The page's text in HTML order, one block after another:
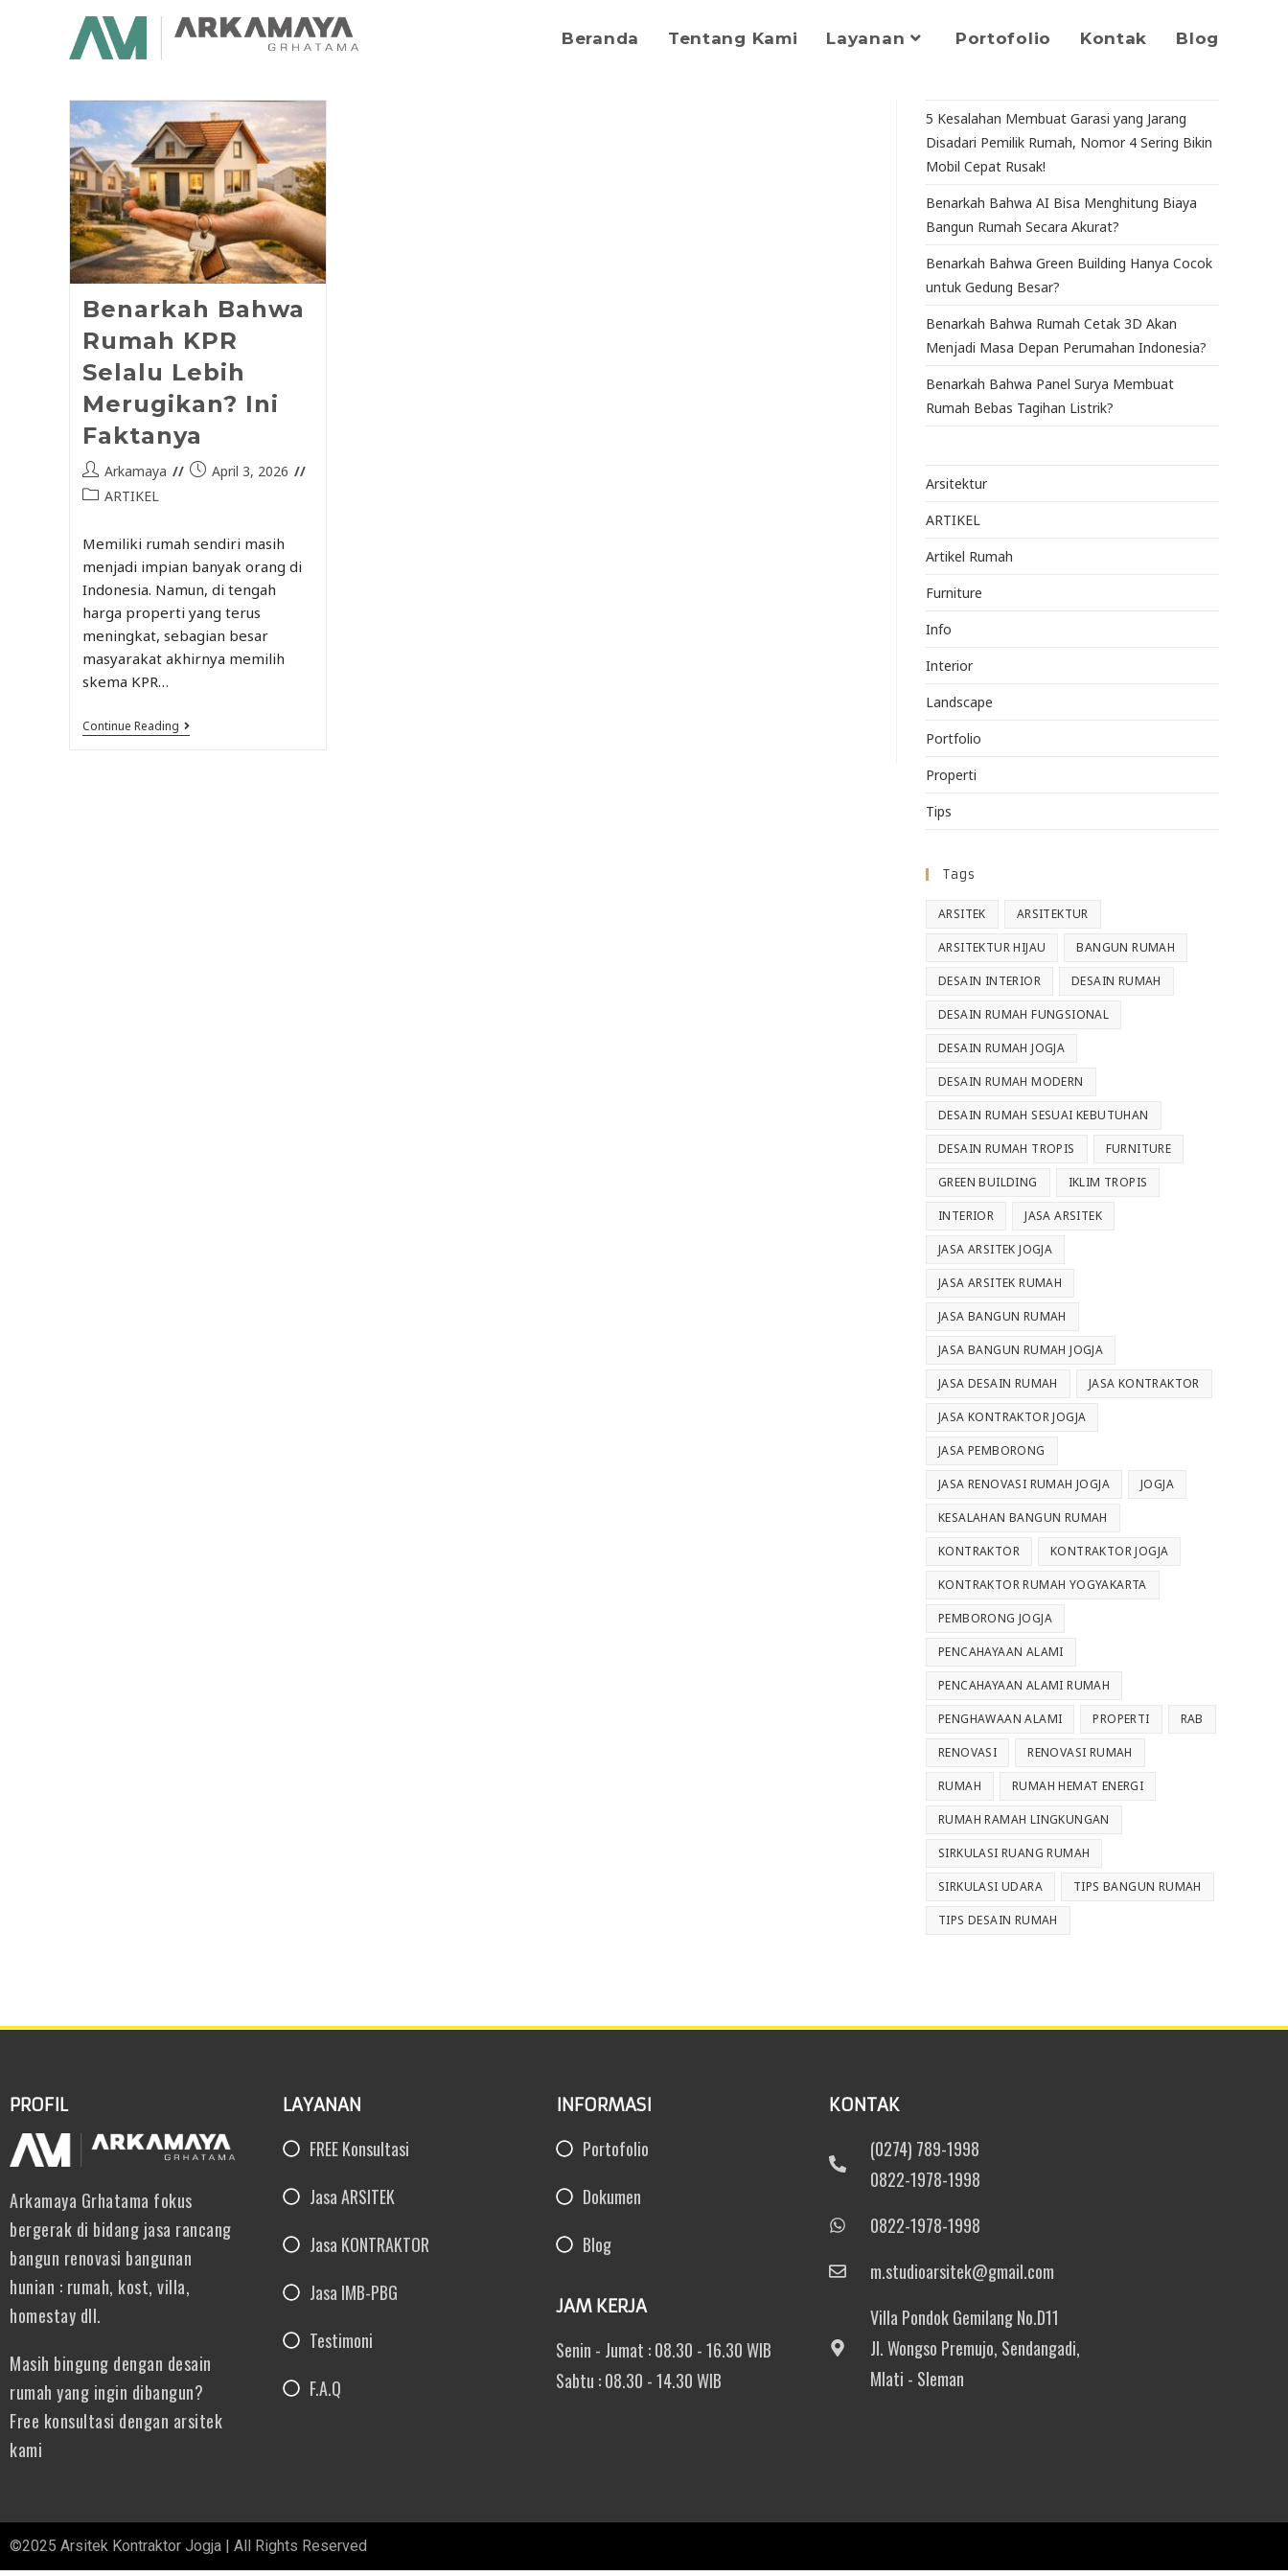
Beranda Tentang Kami Layanan Portofolio Kontak Blog
Benarkah Bahwa
Rumah KPR
Selalu Lebih
Merugikan? Ini
Faktanya
Arkamaya
April 3, 2026
ARTIKEL
Memiliki rumah sendiri masih
menjadi impian banyak orang di
Indonesia. Namun, di tengah
harga properti yang terus
meningkat, sebagian besar
masyarakat akhirnya memilih
skema KPR…
Continue Reading
5 Kesalahan Membuat Garasi yang Jarang
Disadari Pemilik Rumah, Nomor 4 Sering Bikin
Mobil Cepat Rusak!
Benarkah Bahwa AI Bisa Menghitung Biaya
Bangun Rumah Secara Akurat?
Benarkah Bahwa Green Building Hanya Cocok
untuk Gedung Besar?
Benarkah Bahwa Rumah Cetak 3D Akan
Menjadi Masa Depan Perumahan Indonesia?
Benarkah Bahwa Panel Surya Membuat
Rumah Bebas Tagihan Listrik?
Arsitektur
ARTIKEL
Artikel Rumah
Furniture
Info
Interior
Landscape
Portfolio
Properti
Tips
Tags
ARSITEK ARSITEKTUR
ARSITEKTUR HIJAU BANGUN RUMAH
DESAIN INTERIOR DESAIN RUMAH
DESAIN RUMAH FUNGSIONAL
DESAIN RUMAH JOGJA
DESAIN RUMAH MODERN
DESAIN RUMAH SESUAI KEBUTUHAN
DESAIN RUMAH TROPIS FURNITURE
GREEN BUILDING IKLIM TROPIS
INTERIOR JASA ARSITEK
JASA ARSITEK JOGJA
JASA ARSITEK RUMAH
JASA BANGUN RUMAH
JASA BANGUN RUMAH JOGJA
JASA DESAIN RUMAH JASA KONTRAKTOR
JASA KONTRAKTOR JOGJA
JASA PEMBORONG
JASA RENOVASI RUMAH JOGJA JOGJA
KESALAHAN BANGUN RUMAH
KONTRAKTOR KONTRAKTOR JOGJA
KONTRAKTOR RUMAH YOGYAKARTA
PEMBORONG JOGJA
PENCAHAYAAN ALAMI
PENCAHAYAAN ALAMI RUMAH
PENGHAWAAN ALAMI PROPERTI RAB
RENOVASI RENOVASI RUMAH
RUMAH RUMAH HEMAT ENERGI
RUMAH RAMAH LINGKUNGAN
SIRKULASI RUANG RUMAH
SIRKULASI UDARA TIPS BANGUN RUMAH
TIPS DESAIN RUMAH
PROFIL
Arkamaya Grhatama fokus
bergerak di bidang jasa rancang
bangun renovasi bangunan
hunian : rumah, kost, villa,
homestay dll.
Masih bingung dengan desain
rumah yang ingin dibangun?
Free konsultasi dengan arsitek
kami
LAYANAN
FREE Konsultasi
Jasa ARSITEK
Jasa KONTRAKTOR
Jasa IMB-PBG
Testimoni
F.A.Q
INFORMASI
Portofolio
Dokumen
Blog
JAM KERJA
Senin - Jumat : 08.30 - 16.30 WIB
Sabtu : 08.30 - 14.30 WIB
KONTAK
(0274) 789-1998
0822-1978-1998
0822-1978-1998
m.studioarsitek@gmail.com
Villa Pondok Gemilang No.D11
Jl. Wongso Premujo, Sendangadi,
Mlati - Sleman
©2025 Arsitek Kontraktor Jogja | All Rights Reserved